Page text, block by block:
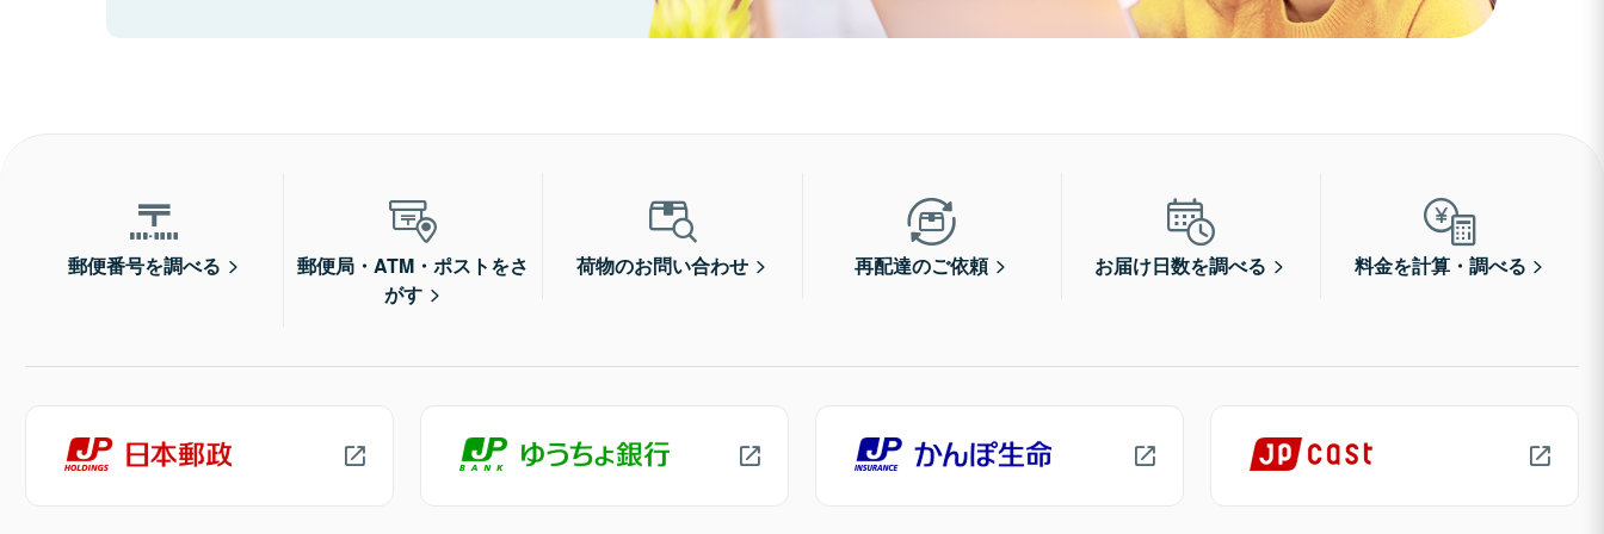
郵便番号を調べる
郵便局・ATM・ポストをさ
がす
荷物のお問い合わせ 再配達のご依頼 お届け日数を調べる 料金を計算・調べる